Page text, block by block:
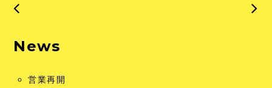
News
営業再開